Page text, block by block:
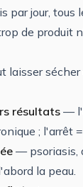
par jour, tous
de produit
laisser sécher
résultats —
; l'arrêt =
— psoriasis,
la peau.